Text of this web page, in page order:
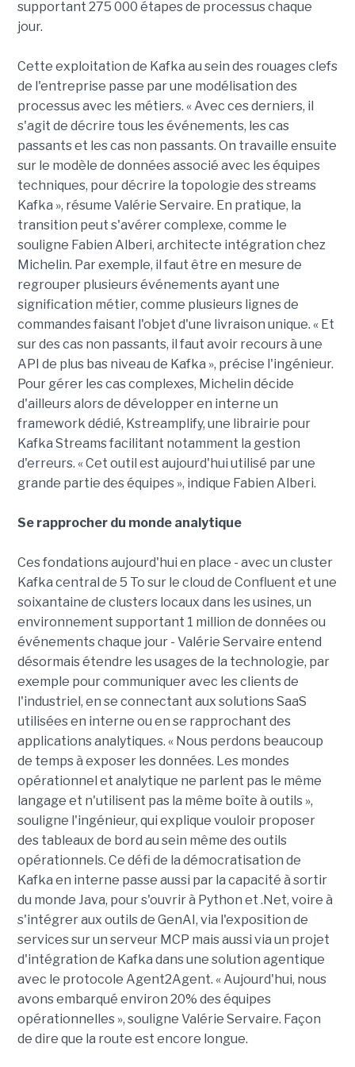
supportant 275 000 étapes de processus chaque
jour.
Cette exploitation de Kafka au sein des rouages clefs
de l'entreprise passe par une modélisation des
processus avec les métiers. « Avec ces derniers, il
s'agit de décrire tous les événements, les cas
passants et les cas non passants. On travaille ensuite
sur le modèle de données associé avec les équipes
techniques, pour décrire la topologie des streams
Kafka », résume Valérie Servaire. En pratique, la
transition peut s'avérer complexe, comme le
souligne Fabien Alberi, architecte intégration chez
Michelin. Par exemple, il faut être en mesure de
regrouper plusieurs événements ayant une
signification métier, comme plusieurs lignes de
commandes faisant l'objet d'une livraison unique. « Et
sur des cas non passants, il faut avoir recours à une
API de plus bas niveau de Kafka », précise l'ingénieur.
Pour gérer les cas complexes, Michelin décide
d'ailleurs alors de développer en interne un
framework dédié, Kstreamplify, une librairie pour
Kafka Streams facilitant notamment la gestion
d'erreurs. « Cet outil est aujourd'hui utilisé par une
grande partie des équipes », indique Fabien Alberi.
Se rapprocher du monde analytique
Ces fondations aujourd'hui en place - avec un cluster
Kafka central de 5 To sur le cloud de Confluent et une
soixantaine de clusters locaux dans les usines, un
environnement supportant 1 million de données ou
événements chaque jour - Valérie Servaire entend
désormais étendre les usages de la technologie, par
exemple pour communiquer avec les clients de
l'industriel, en se connectant aux solutions SaaS
utilisées en interne ou en se rapprochant des
applications analytiques. « Nous perdons beaucoup
de temps à exposer les données. Les mondes
opérationnel et analytique ne parlent pas le même
langage et n'utilisent pas la même boîte à outils »,
souligne l'ingénieur, qui explique vouloir proposer
des tableaux de bord au sein même des outils
opérationnels. Ce défi de la démocratisation de
Kafka en interne passe aussi par la capacité à sortir
du monde Java, pour s'ouvrir à Python et .Net, voire à
s'intégrer aux outils de GenAI, via l'exposition de
services sur un serveur MCP mais aussi via un projet
d'intégration de Kafka dans une solution agentique
avec le protocole Agent2Agent. « Aujourd'hui, nous
avons embarqué environ 20% des équipes
opérationnelles », souligne Valérie Servaire. Façon
de dire que la route est encore longue.